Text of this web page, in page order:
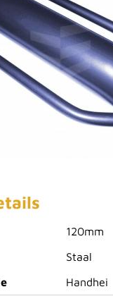
van afrastering en
nodig. Dat kan
de bovenkamt van
handhei valt om
van de paal
kan de paal
Voorzien van 2
120mm
Staal
Handhei